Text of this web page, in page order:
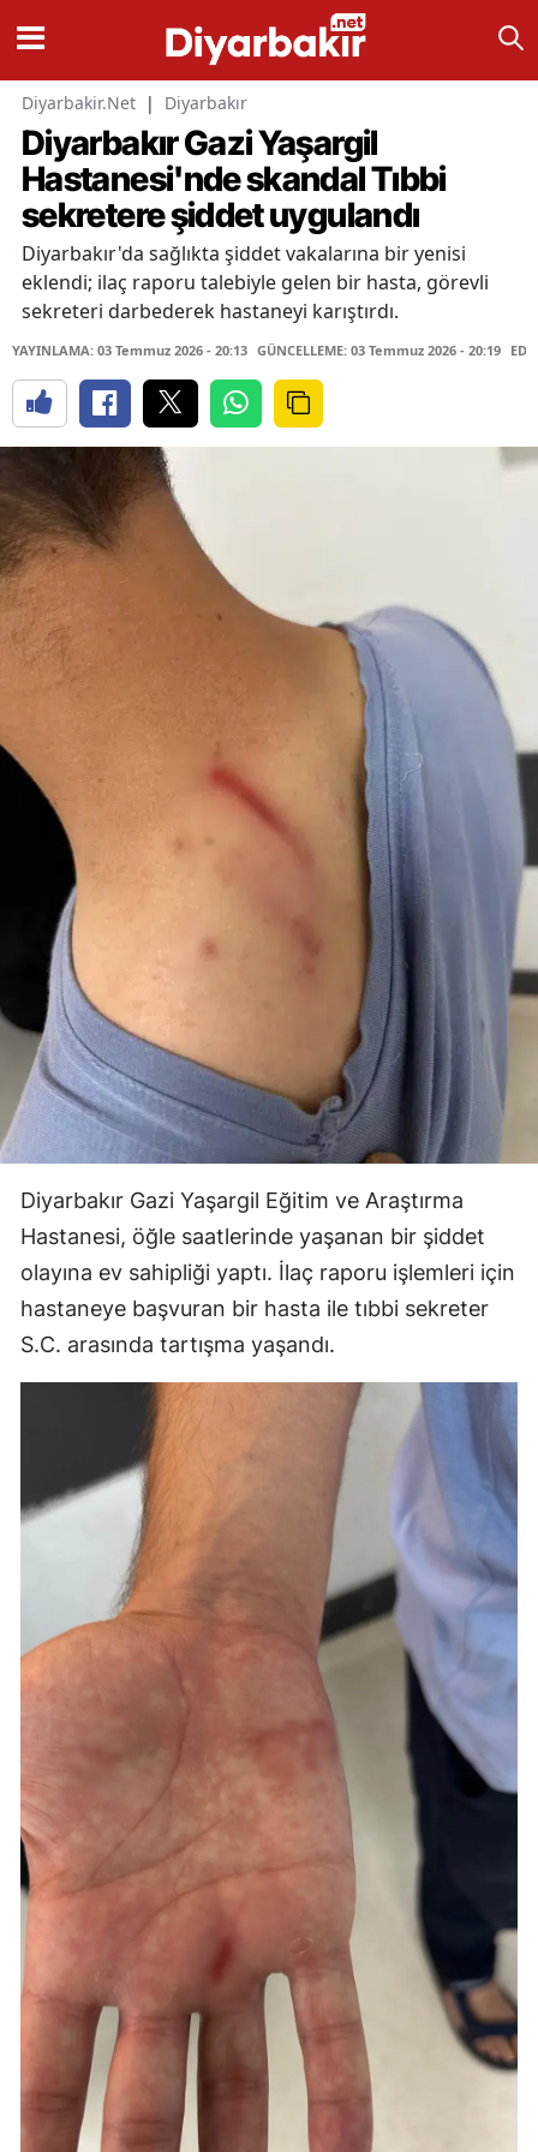
Diyarbakir.Net | Diyarbakır
Diyarbakır Gazi Yaşargil
Hastanesi'nde skandal Tıbbi
sekretere şiddet uygulandı
Diyarbakır'da sağlıkta şiddet vakalarına bir yenisi
eklendi; ilaç raporu talebiyle gelen bir hasta, görevli
sekreteri darbederek hastaneyi karıştırdı.
YAYINLAMA: 03 Temmuz 2026 - 20:13 GÜNCELLEME: 03 Temmuz 2026 - 20:19
Diyarbakır Gazi Yaşargil Eğitim ve Araştırma
Hastanesi, öğle saatlerinde yaşanan bir şiddet
olayına ev sahipliği yaptı. İlaç raporu işlemleri için
hastaneye başvuran bir hasta ile tıbbi sekreter
S.C. arasında tartışma yaşandı.